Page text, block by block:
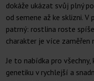
dokáže ukázat svůj plný
od semene až ke sklizni.
patrný: rostlina roste
charakter je více zaměřen
Je to nabídka pro
genetiku v rychlejší a